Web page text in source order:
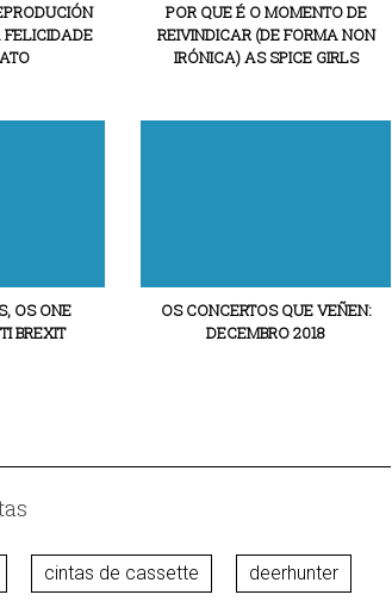
POR QUE É O MOMENTO DE
REIVINDICAR (DE FORMA NON
IRÓNICA) AS SPICE GIRLS
OS ONE
BREXIT
OS CONCERTOS QUE VEÑEN:
DECEMBRO 2018
cintas de cassette deerhunter